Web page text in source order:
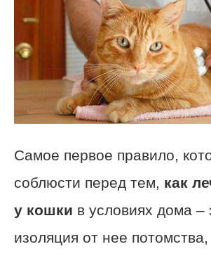
Самое первое правило,
соблюсти перед тем, как
у кошки в условиях дома –
изоляция от нее